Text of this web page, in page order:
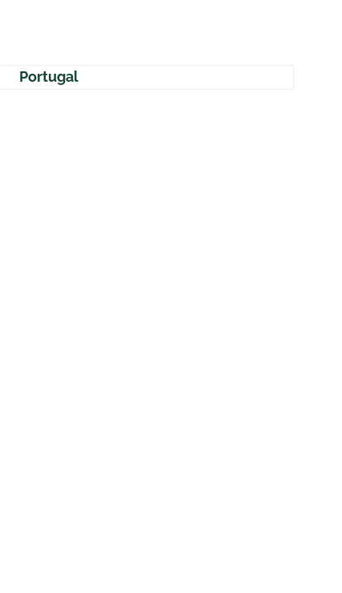
Portugal